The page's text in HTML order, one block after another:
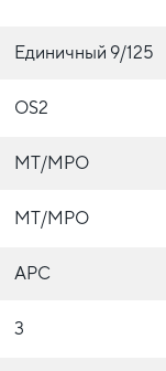
Единичный 9/125
OS2
MT/MPO
MT/MPO
APC
3